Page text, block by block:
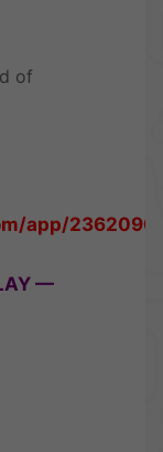
of
app/
—